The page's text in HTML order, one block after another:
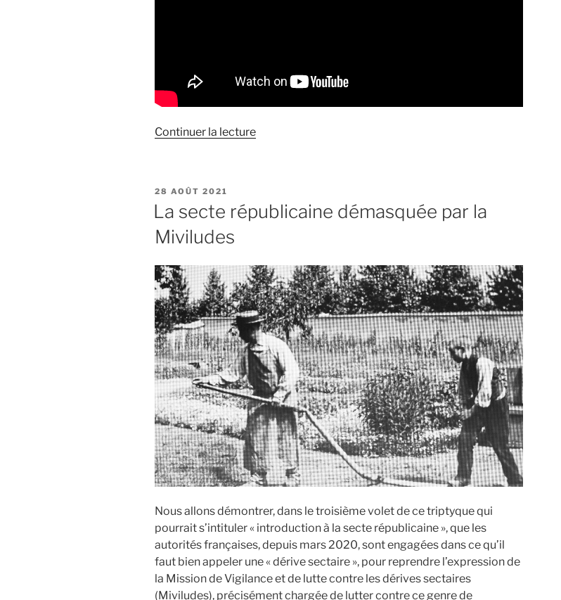
Continuer la lecturede
entre
et
la
Syrie »
PUBLIÉ
LE
28 AOÛT 2021
La secte républicaine démasquée par la
Miviludes
Nous allons démontrer, dans le troisième volet de ce triptyque qui
pourrait s’intituler « introduction à la secte républicaine », que les
autorités françaises, depuis mars 2020, sont engagées dans ce qu’il
faut bien appeler une « dérive sectaire », pour reprendre l’expression de
la Mission de Vigilance et de lutte contre les dérives sectaires
(Miviludes), précisément chargée de lutter contre ce genre de